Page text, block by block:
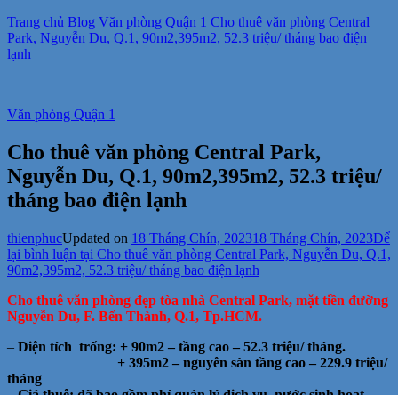
Trang chủ Blog Văn phòng Quận 1 Cho thuê văn phòng Central
Park, Nguyễn Du, Q.1, 90m2,395m2, 52.3 triệu/ tháng bao điện
lạnh
Văn phòng Quận 1
Cho thuê văn phòng Central Park,
Nguyễn Du, Q.1, 90m2,395m2, 52.3 triệu/
tháng bao điện lạnh
thienphucUpdated on 18 Tháng Chín, 202318 Tháng Chín, 2023Để
lại bình luận tại Cho thuê văn phòng Central Park, Nguyễn Du, Q.1,
90m2,395m2, 52.3 triệu/ tháng bao điện lạnh
Cho thuê văn phòng đẹp tòa nhà Central Park, mặt tiền đường
Nguyễn Du, F. Bến Thành, Q.1, Tp.HCM.
– Diện tích trống: + 90m2 – tầng cao – 52.3 triệu/ tháng.
+ 395m2 – nguyên sàn tầng cao – 229.9 triệu/
tháng